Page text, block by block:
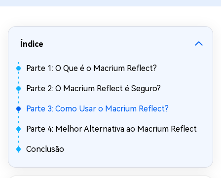
Índice
Parte 1: O Que é o Macrium Reflect?
Parte 2: O Macrium Reflect é Seguro?
Parte 3: Como Usar o Macrium Reflect?
Parte 4: Melhor Alternativa ao Macrium Reflect
Conclusão